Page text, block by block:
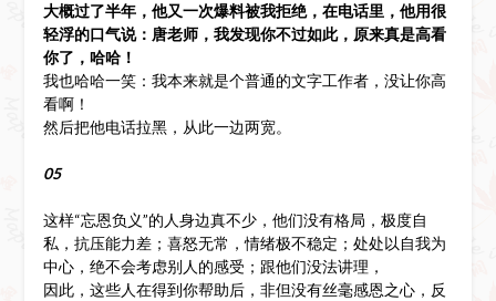
大概过了半年，他又一次爆料被我拒绝，在电话里，他用很
轻浮的口气说：唐老师，我发现你不过如此，原来真是高看
你了，哈哈！
我也哈哈一笑：我本来就是个普通的文字工作者，没让你高
看啊！
然后把他电话拉黑，从此一边两宽。
05
这样“忘恩负义”的人身边真不少，他们没有格局，极度自
私，抗压能力差；喜怒无常，情绪极不稳定；处处以自我为
中心，绝不会考虑别人的感受；跟他们没法讲理，
因此，这些人在得到你帮助后，非但没有丝毫感恩之心，反